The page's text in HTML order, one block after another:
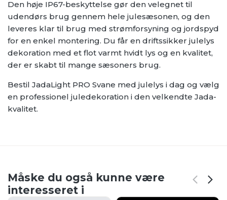
Den høje IP67-beskyttelse gør den velegnet til
udendørs brug gennem hele julesæsonen, og den
leveres klar til brug med strømforsyning og jordspyd
for en enkel montering. Du får en driftssikker julelys
dekoration med et flot varmt hvidt lys og en kvalitet,
der er skabt til mange sæsoners brug.
Bestil JadaLight PRO Svane med julelys i dag og vælg
en professionel juledekoration i den velkendte Jada-
kvalitet.
Måske du også kunne være
interesseret i